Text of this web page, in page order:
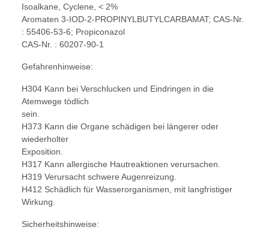
Isoalkane, Cyclene, < 2%
Aromaten 3-IOD-2-PROPINYLBUTYLCARBAMAT; CAS-Nr.
: 55406-53-6; Propiconazol
CAS-Nr. : 60207-90-1
Gefahrenhinweise:
H304 Kann bei Verschlucken und Eindringen in die
Atemwege tödlich
sein.
H373 Kann die Organe schädigen bei längerer oder
wiederholter
Exposition.
H317 Kann allergische Hautreaktionen verursachen.
H319 Verursacht schwere Augenreizung.
H412 Schädlich für Wasserorganismen, mit langfristiger
Wirkung.
Sicherheitshinweise: